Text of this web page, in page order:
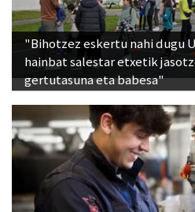
"Bihotzez eskertu nahi dugu
hainbat salestar etxetik
gertutasuna eta babesa"